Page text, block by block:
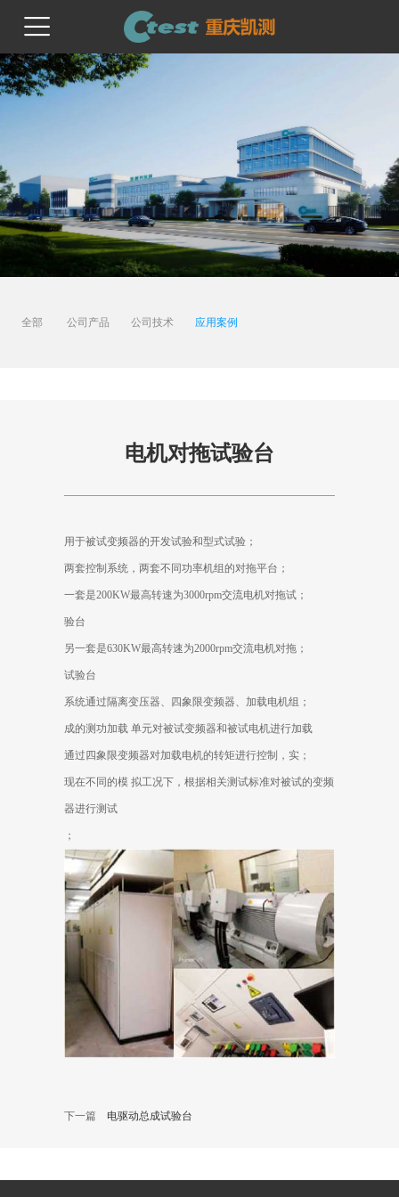
关于我们
产品与技术
服务与支持
全部 公司产品 公司技术 应用案例
电机对拖试验台
；用于被试变频器的开发试验和型式试验
；两套控制系统，两套不同功率机组的对拖平台
；一套是200KW最
高转速为3000rpm交流电机对拖试
验台
；另一套是630KW最高转速为2000rpm交流电机对拖
试验台
；系统通过隔离变压器、四象限变频器、加载电机组
成的测功加载 单元对被试变频器和被试电机进行加载
；通过四象限变频器对加载电机的转矩进行控制，实
现在不同的模 拟工况下，根据相关测试标准对被试的变频
器进行测试
；
下一篇 电驱动总成试验台